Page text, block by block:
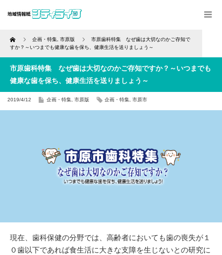
Home 企画・特集 市原版
市原歯科特集 なぜ歯は大切なのかご存知で
すか？～いつまでも健康な歯を保ち、健康生活を送りましょう～
市原歯科特集 なぜ歯は大切なのかご存知ですか？～いつまでも
健康な歯を保ち、健康生活を送りましょう～
2019/4/12 企画・特集 市原版 企画・特集 市原市
現在、歯科保健の分野では、高齢者においても歯の喪失が１
０歯以下であれば食生活に大きな支障を生じないとの研究に